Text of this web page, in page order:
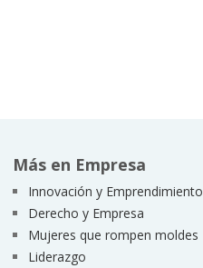
Más en Empresa
Innovación y Emprendimiento
Derecho y Empresa
Mujeres que rompen moldes
Liderazgo